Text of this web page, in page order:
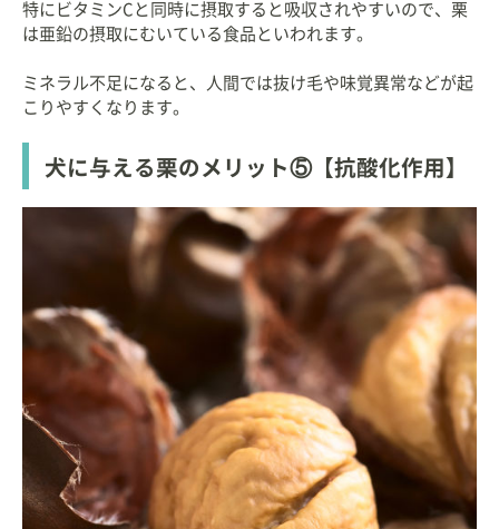
特にビタミンCと同時に摂取すると吸収されやすいので、栗
は亜鉛の摂取にむいている食品といわれます。
ミネラル不足になると、人間では抜け毛や味覚異常などが起
こりやすくなります。
犬に与える栗のメリット⑤【抗酸化作用】